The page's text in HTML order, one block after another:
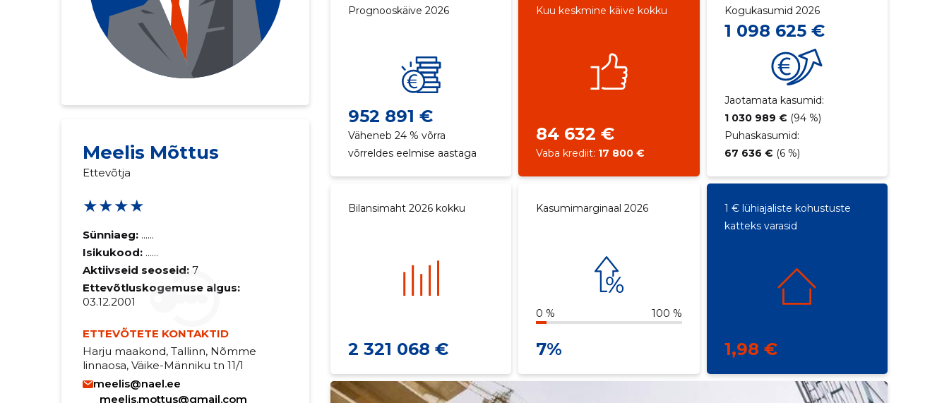
Meelis Mõttus
Ettevõtja
★★★★
Sünniaeg: ......
Isikukood: ......
Aktiivseid seoseid: 7
Ettevõtluskogemuse algus:
03.12.2001
ETTEVÕTETE KONTAKTID
Harju maakond, Tallinn, Nõmme
linnaosa, Väike-Männiku tn 11/1
meelis@nael.ee
meelis.mottus@gmail.com
Prognooskäive 2026
952 891 €
Väheneb 24 % võrra
võrreldes eelmise aastaga
Kuu keskmine käive kokku
84 632 €
Vaba krediit: 17 800 €
Kogukasumid 2026
1 098 625 €
Jaotamata kasumid:
1 030 989 € (94 %)
Puhaskasumid:
67 636 € (6 %)
Bilansimaht 2026 kokku
2 321 068 €
Kasumimarginaal 2026
0 % 100 %
7%
1 € lühiajaliste kohustuste
katteks varasid
1,98 €